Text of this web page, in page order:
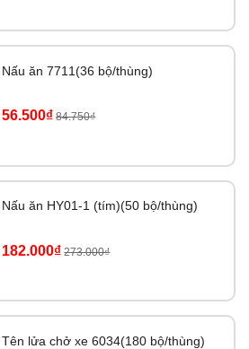
Nấu ăn 7711(36 bộ/thùng)
56.500₫ 84.750₫
Nấu ăn HY01-1 (tím)(50 bộ/thùng)
182.000₫ 273.000₫
Tên lửa chở xe 6034(180 bộ/thùng)